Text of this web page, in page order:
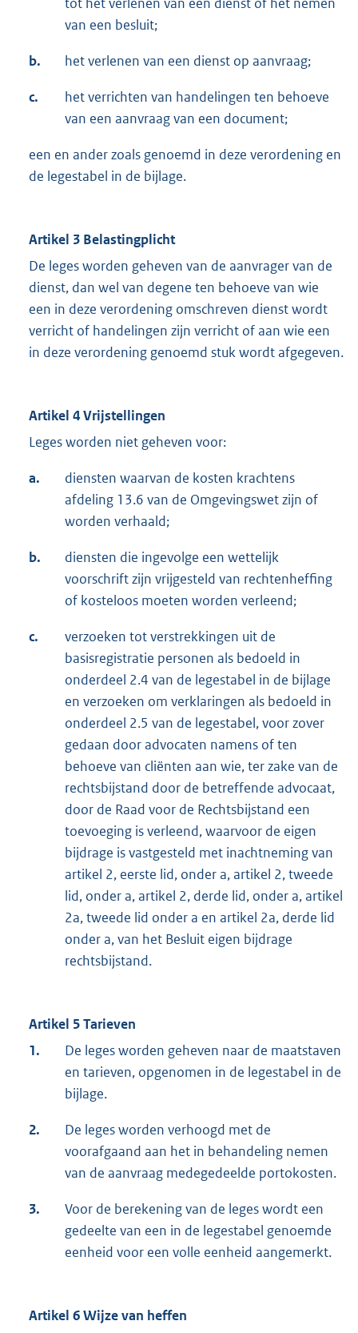
van een besluit;
b. het verlenen van een dienst op aanvraag;
c.
het verrichten van handelingen ten behoeve
van een aanvraag van een document;
een en ander zoals genoemd in deze verordening en
de legestabel in de bijlage.
Artikel 3 Belastingplicht
De leges worden geheven van de aanvrager van de
dienst, dan wel van degene ten behoeve van wie
een in deze verordening omschreven dienst wordt
verricht of handelingen zijn verricht of aan wie een
in deze verordening genoemd stuk wordt afgegeven.
Artikel 4 Vrijstellingen
Leges worden niet geheven voor:
a.
diensten waarvan de kosten krachtens
afdeling 13.6 van de Omgevingswet zijn of
worden verhaald;
b.
diensten die ingevolge een wettelijk
voorschrift zijn vrijgesteld van rechtenheffing
of kosteloos moeten worden verleend;
c.
verzoeken tot verstrekkingen uit de
basisregistratie personen als bedoeld in
onderdeel 2.4 van de legestabel in de bijlage
en verzoeken om verklaringen als bedoeld in
onderdeel 2.5 van de legestabel, voor zover
gedaan door advocaten namens of ten
behoeve van cliënten aan wie, ter zake van de
rechtsbijstand door de betreffende advocaat,
door de Raad voor de Rechtsbijstand een
toevoeging is verleend, waarvoor de eigen
bijdrage is vastgesteld met inachtneming van
artikel 2, eerste lid, onder a, artikel 2, tweede
lid, onder a, artikel 2, derde lid, onder a, artikel
2a, tweede lid onder a en artikel 2a, derde lid
onder a, van het Besluit eigen bijdrage
rechtsbijstand.
Artikel 5 Tarieven
1.
De leges worden geheven naar de maatstaven
en tarieven, opgenomen in de legestabel in de
bijlage.
2.
De leges worden verhoogd met de
voorafgaand aan het in behandeling nemen
van de aanvraag medegedeelde portokosten.
3.
Voor de berekening van de leges wordt een
gedeelte van een in de legestabel genoemde
eenheid voor een volle eenheid aangemerkt.
Artikel 6 Wijze van heffen